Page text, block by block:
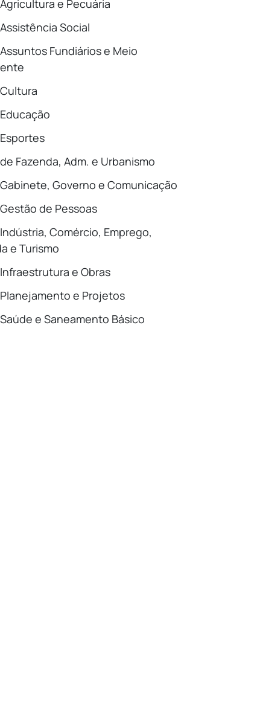
e Pecuária
Social
Fundiários e Meio
Fazenda, Adm. e Urbanismo
Governo e Comunicação
de Pessoas
Comércio, Emprego,
e Turismo
e Obras
e Projetos
e Saneamento Básico